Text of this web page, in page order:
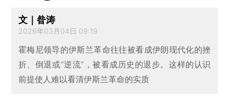
文｜昝涛
2026年03月04日 09:19
霍梅尼领导的伊斯兰革命往往被看成伊朗现代化的挫
折、倒退或“逆流”，被看成历史的退步。这样的认识
前提使人难以看清伊斯兰革命的实质